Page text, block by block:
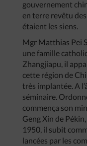
gouvernement
en terre revêtu
étaient les siens.
Mgr Matthias Pei
une famille
Zhangjiapu, il
cette région de
très implantée. A
séminaire.
commença son
Geng Xin de
1950, il subit
lancées par les